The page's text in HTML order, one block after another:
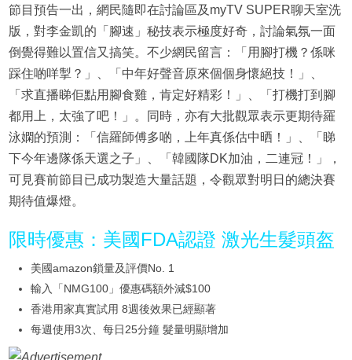
節目預告一出，網民隨即在討論區及myTV SUPER聊天室洗
版，對李金凱的「腳速」秘技表示極度好奇，討論氣氛一面
倒覺得難以置信又搞笑。不少網民留言：「用腳打機？係咪
踩住啲咩掣？」、「中年好聲音原來個個身懷絕技！」、
「求直播睇佢點用腳食雞，肯定好精彩！」、「打機打到腳
都用上，太強了吧！」。同時，亦有大批觀眾表示更期待羅
泳嫻的預測：「信羅師傅多啲，上年真係估中晒！」、「睇
下今年邊隊係天選之子」、「韓國隊DK加油，二連冠！」，
可見賽前節目已成功製造大量話題，令觀眾對明日的總決賽
期待值爆燈。
限時優惠：美國FDA認證 激光生髮頭盔
美國amazon鎖量及評價No. 1
輸入「NMG100」優惠碼額外減$100
香港用家真實試用 8週後效果已經顯著
每週使用3次、每日25分鐘 髮量明顯增加